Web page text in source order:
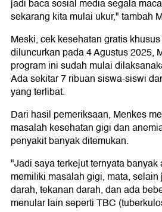
jadi baca sosial media segala
sekarang kita mulai ukur," tambah
Meski, cek kesehatan gratis
diluncurkan pada 4 Agustus 2025,
program ini sudah mulai
Ada sekitar 7 ribuan siswa-siswi
yang terlibat.
Dari hasil pemeriksaan, Menkes
masalah kesehatan gigi dan
penyakit banyak ditemukan.
"Jadi saya terkejut ternyata
memiliki masalah gigi, mata,
darah, tekanan darah, dan ada
menular lain seperti TBC